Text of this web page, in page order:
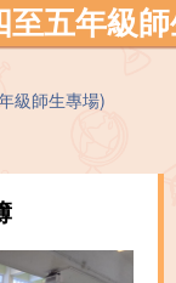
五年級
級師生專場)